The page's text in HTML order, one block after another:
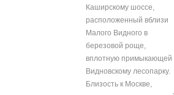
Каширскому шоссе,
расположенный вблизи
Малого Видного в
березовой роще,
вплотную примыкающей
Видновскому лесопарку.
Близость к Москве,